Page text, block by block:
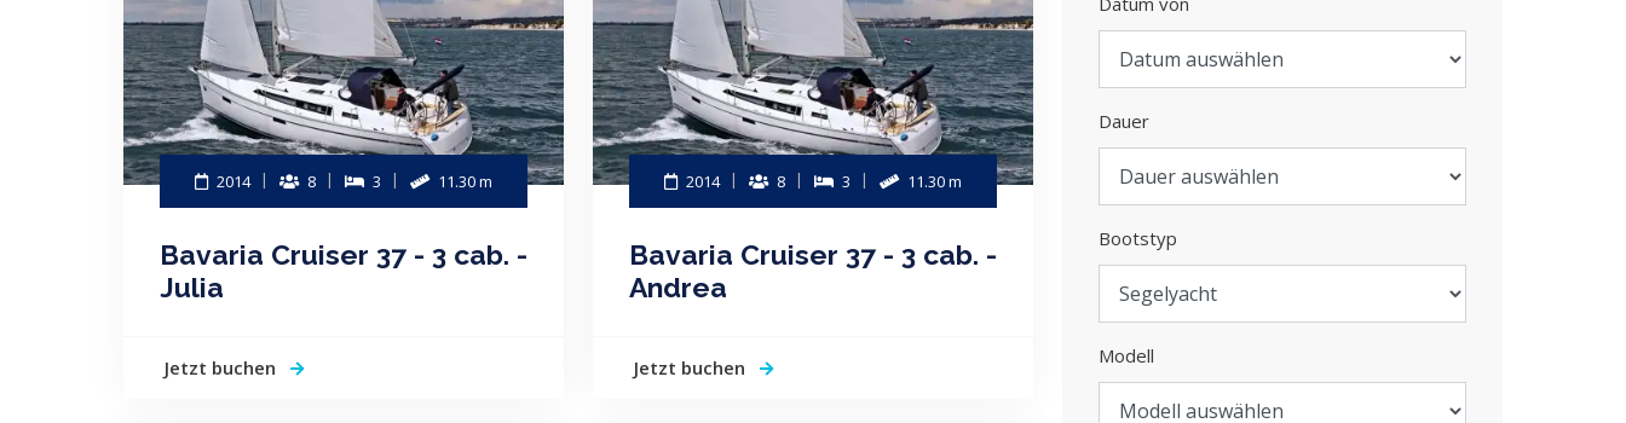
2014 8 3 11.30 m
Bavaria Cruiser 37 - 3 cab. -
Julia
Jetzt buchen
2014 8 3 11.30 m
Bavaria Cruiser 37 - 3 cab. -
Andrea
Jetzt buchen
Dauer
Bootstyp
Modell